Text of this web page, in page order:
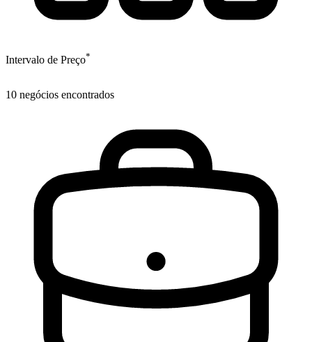
Intervalo de Preço*
10 negócios encontrados